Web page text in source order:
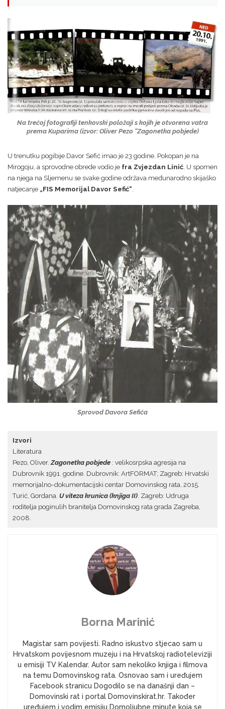
Na trećoj fotografiji tenkovski položaji s kojih je otvorena vatra
prema Kuparima(izvor: Oliver Pezo “Zagonetka pobjede)
U trenutku pogibije Davor Sefić imao je 23 godine. Pokopan je na
Mirogoju, a sprovodne obrede vodio je fra Zvjezdan Linić . U spomen
na njega na Sljemenu se svake godine održava međunarodno skijaško
natjecanje „FIS Memorijal Davor Sefić“
Sprovod Davora Sefića
Izvori
Literatura
Pezo, Oliver.Zagonetka pobjede : velikosrpska agresija na
Dubrovnik 1991. godine. Dubrovnik: ArtFORMAT; Zagreb: Hrvatski
memorijalno-dokumentacijski centar Domovinskog rata, 2015.
Turić, Gordana. U viteza krunica (knjiga II). Zagreb: Udruga
roditelja poginulih branitelja Domovinskog rata grada Zagreba,
2008.
Borna Marinić
Magistar sam povijesti. Radno iskustvo stjecao sam u
Hrvatskom povijesnom muzeju i na Hrvatskoj radioteleviziji
u emisiji TV Kalendar. Autor sam nekoliko knjiga i filmova
na temu Domovinskog rata. Osnovao sam i uređujem
Facebook stranicu Dogodilo se na današnji dan –
Domovinski rat i portal Domovinskirat.hr. Također
uređujem i vodim emisiju Domoljubne minute koja se